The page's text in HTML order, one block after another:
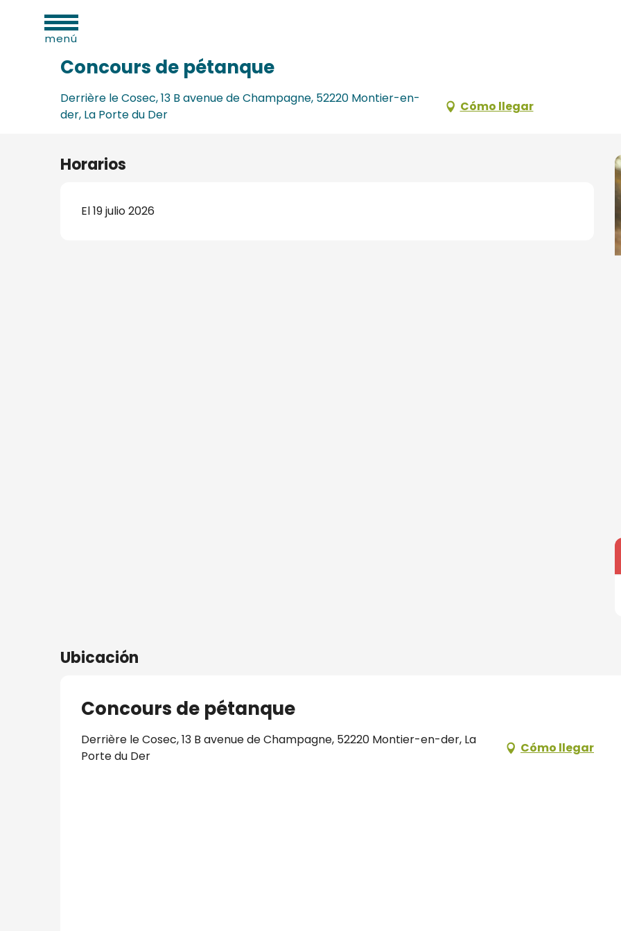
contenumenú
Inicio
Concours de pétanque
Derrière le Cosec, 13 B avenue de Champagne, 52220 Montier-en-
der, La Porte du Der
Cómo llegar
Horarios
El 19 julio 2026
Ubicación
Concours de pétanque
Derrière le Cosec, 13 B avenue de Champagne, 52220 Montier-en-der, La
Porte du Der
Cómo llegar